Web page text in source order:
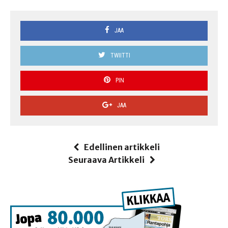
JAA
TWIITTI
PIN
JAA
Edellinen artikkeli
Seuraava Artikkeli